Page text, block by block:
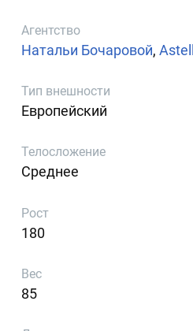
Агентство
Натальи Бочаровой,
Тип внешности
Европейский
Телосложение
Среднее
Рост
180
Вес
85